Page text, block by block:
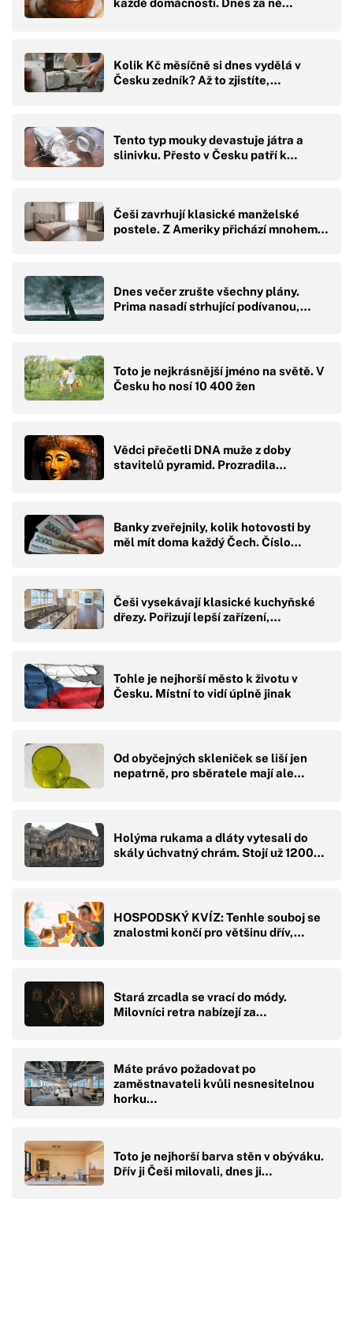
každé domácnosti. Dnes za ně…
Kolik Kč měsíčně si dnes vydělá v
Česku zedník? Až to zjistíte,…
Tento typ mouky devastuje játra a
slinivku. Přesto v Česku patří k…
Češi zavrhují klasické manželské
postele. Z Ameriky přichází mnohem…
Dnes večer zrušte všechny plány.
Prima nasadí strhující podívanou,…
Toto je nejkrásnější jméno na světě. V
Česku ho nosí 10 400 žen
Vědci přečetli DNA muže z doby
stavitelů pyramid. Prozradila…
Banky zveřejnily, kolik hotovosti by
měl mít doma každý Čech. Číslo…
Češi vysekávají klasické kuchyňské
dřezy. Pořizují lepší zařízení,…
Tohle je nejhorší město k životu v
Česku. Místní to vidí úplně jinak
Od obyčejných skleniček se liší jen
nepatrně, pro sběratele mají ale…
Holýma rukama a dláty vytesali do
skály úchvatný chrám. Stojí už 1200…
HOSPODSKÝ KVÍZ: Tenhle souboj se
znalostmi končí pro většinu dřív,…
Stará zrcadla se vrací do módy.
Milovníci retra nabízejí za…
Máte právo požadovat po
zaměstnavateli kvůli nesnesitelnou
horku…
Toto je nejhorší barva stěn v obýváku.
Dřív ji Češi milovali, dnes ji…